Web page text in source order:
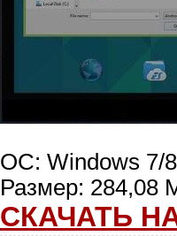
ОС: Windows 7/
Размер: 284,08
СКАЧАТЬ